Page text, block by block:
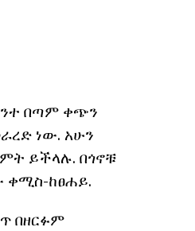
በጣም ቀጭን
ነው. አሁን
ይችላሉ. በጎኖቹ
ቀሚስ-ከፀሐይ.
በዘርፉም